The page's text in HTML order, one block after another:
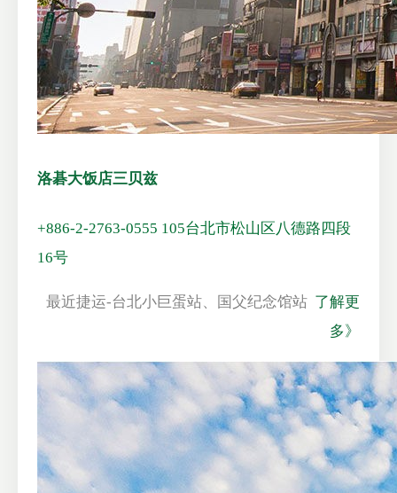
洛碁大饭店三贝兹
+886-2-2763-0555 105台北市松山区八德路四段
16号
最近捷运-台北小巨蛋站、国父纪念馆站 了解更
多》